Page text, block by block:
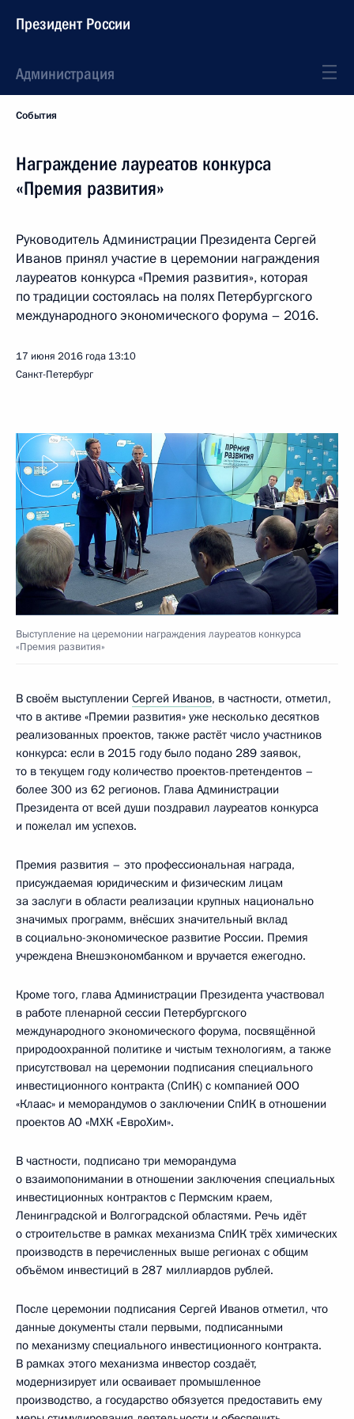
Президент России
Администрация
События
Награждение лауреатов конкурса
«Премия развития»
Руководитель Администрации Президента Сергей
Иванов принял участие в церемонии награждения
лауреатов конкурса «Премия развития», которая
по традиции состоялась на полях Петербургского
международного экономического форума – 2016.
17 июня 2016 года 13:10
Санкт-Петербург
Выступление на церемонии награждения лауреатов конкурса
«Премия развития»
В своём выступлении Сергей Иванов, в частности, отметил,
что в активе «Премии развития» уже несколько десятков
реализованных проектов, также растёт число участников
конкурса: если в 2015 году было подано 289 заявок,
то в текущем году количество проектов-претендентов –
более 300 из 62 регионов. Глава Администрации
Президента от всей души поздравил лауреатов конкурса
и пожелал им успехов.
Премия развития – это профессиональная награда,
присуждаемая юридическим и физическим лицам
за заслуги в области реализации крупных национально
значимых программ, внёсших значительный вклад
в социально-экономическое развитие России. Премия
учреждена Внешэкономбанком и вручается ежегодно.
Кроме того, глава Администрации Президента участвовал
в работе пленарной сессии Петербургского
международного экономического форума, посвящённой
природоохранной политике и чистым технологиям, а также
присутствовал на церемонии подписания специального
инвестиционного контракта (СпИК) с компанией ООО
«Клаас» и меморандумов о заключении СпИК в отношении
проектов АО «МХК «ЕвроХим».
В частности, подписано три меморандума
о взаимопонимании в отношении заключения специальных
инвестиционных контрактов с Пермским краем,
Ленинградской и Волгоградской областями. Речь идёт
о строительстве в рамках механизма СпИК трёх химических
производств в перечисленных выше регионах с общим
объёмом инвестиций в 287 миллиардов рублей.
После церемонии подписания Сергей Иванов отметил, что
данные документы стали первыми, подписанными
по механизму специального инвестиционного контракта.
В рамках этого механизма инвестор создаёт,
модернизирует или осваивает промышленное
производство, а государство обязуется предоставить ему